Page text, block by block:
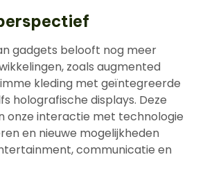
gadgets belooft nog meer
zoals augmented
kleding met geïntegreerde
holografische displays. Deze
onze interactie met technologie
en nieuwe mogelijkheden
communicatie en